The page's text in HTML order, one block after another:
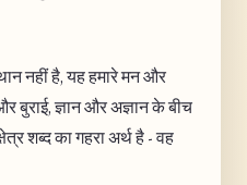
नहीं है, यह हमारे मन और
बुराई, ज्ञान और अज्ञान के बीच
शब्द का गहरा अर्थ है - वह